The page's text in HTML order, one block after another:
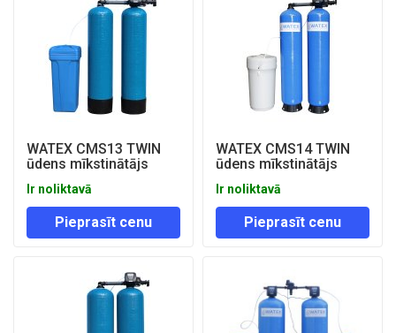
WATEX CMS13 TWIN
ūdens mīkstinātājs
Ir noliktavā
Pieprasīt cenu
WATEX CMS14 TWIN
ūdens mīkstinātājs
Ir noliktavā
Pieprasīt cenu